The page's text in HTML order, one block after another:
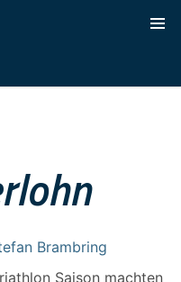
Brambring
Saison machten